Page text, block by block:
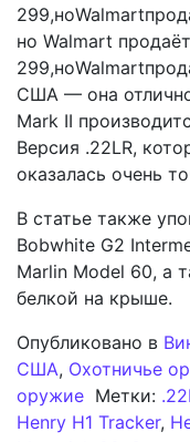
но Walmart
США — она отлично
Mark II
Версия .22LR,
оказалась очень
В статье также
Bobwhite G2
Marlin Model 60, а
белкой на крыше.
Опубликовано в
США, Охотничье
оружие Метки:
Henry H1 Tracker,